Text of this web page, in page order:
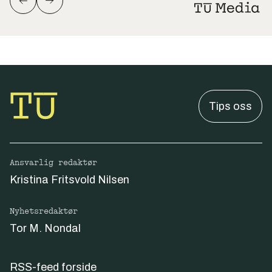
Tips oss
Ansvarlig redaktør
Kristina Fritsvold Nilsen
Nyhetsredaktør
Tor M. Nondal
RSS-feed forside